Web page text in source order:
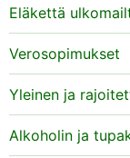
Eläkettä
Verosopimukset
Yleinen ja
Alkoholin ja